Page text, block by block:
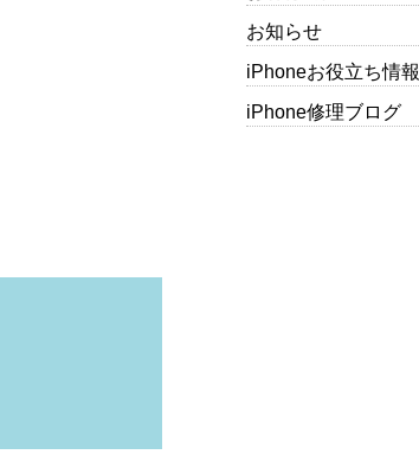
お知らせ
iPhoneお役立ち情報
iPhone修理ブログ